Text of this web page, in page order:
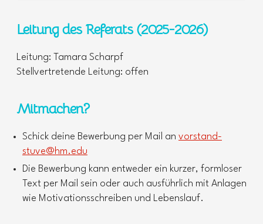
Leitung des Referats (2025-2026)
Leitung: Tamara Scharpf
Stellvertretende Leitung: offen
Mitmachen?
Schick deine Bewerbung per Mail an vorstand-
stuve@hm.edu
Die Bewerbung kann entweder ein kurzer, formloser
Text per Mail sein oder auch ausführlich mit Anlagen
wie Motivationsschreiben und Lebenslauf.